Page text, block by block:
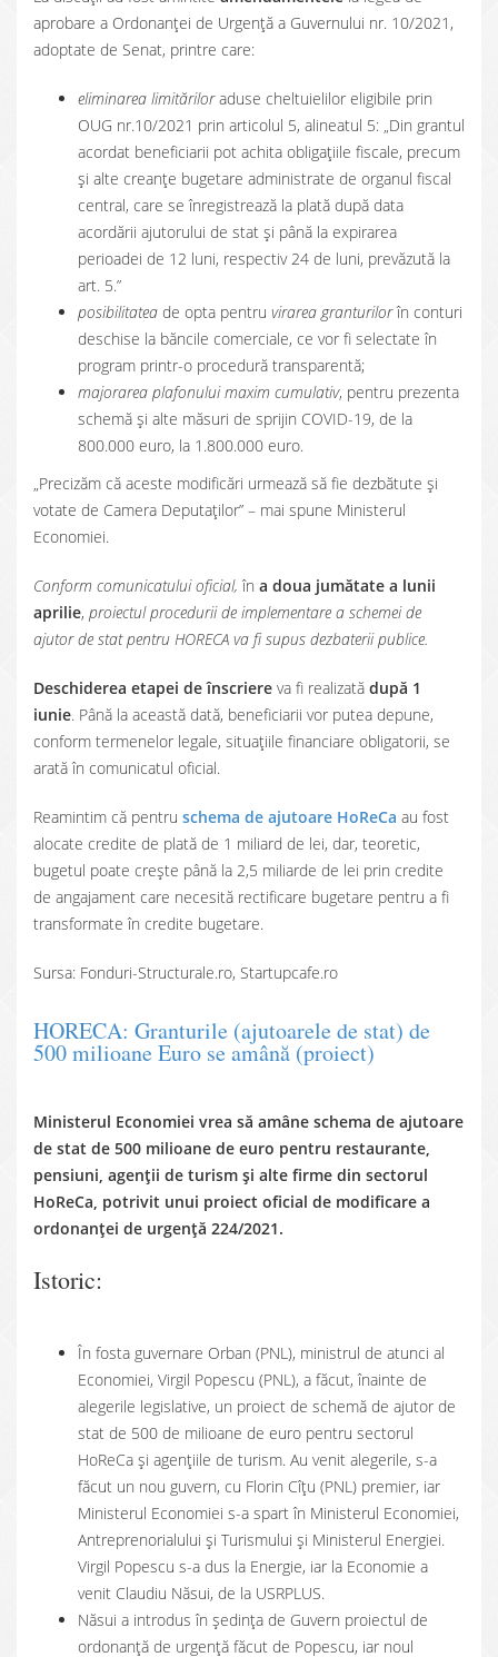
aprobare a Ordonanței de Urgență a Guvernului nr. 10/2021,
adoptate de Senat, printre care:
eliminarea limităriloraduse cheltuielilor eligibile prin
OUG nr.10/2021 prin articolul 5, alineatul 5: „Din grantul
acordat beneficiarii pot achita obligațiile fiscale, precum
și alte creanțe bugetare administrate de organul fiscal
central, care se înregistrează la plată după data
acordării ajutorului de stat și până la expirarea
perioadei de 12 luni, respectiv 24 de luni, prevăzută la
art. 5.”
posibilitatea de opta pentru virarea granturilorîn conturi
deschise la băncile comerciale, ce vor fi selectate în
program printr-o procedură transparentă;
majorarea plafonului maxim cumulativ, pentru prezenta
schemă și alte măsuri de sprijin COVID-19, de la
800.000 euro, la 1.800.000 euro.
„Precizăm că aceste modificări urmează să fie dezbătute și
votate de Camera Deputaților” – mai spune Ministerul
Economiei.
Conform comunicatului oficial, în a doua jumătate a lunii
aprilie, proiectul procedurii de implementare a schemei de
ajutor de stat pentru HORECA va fi supus dezbaterii publice.
Deschiderea etapei de înscriere va fi realizată după 1
iunie. Până la această dată, beneficiarii vor putea depune,
conform termenelor legale, situațiile financiare obligatorii, se
arată în comunicatul oficial.
Reamintim că pentru schema de ajutoare HoReCa au fost
alocate credite de plată de 1 miliard de lei, dar, teoretic,
bugetul poate crește până la 2,5 miliarde de lei prin credite
de angajament care necesită rectificare bugetare pentru a fi
transformate în credite bugetare.
Sursa: Fonduri-Structurale.ro, Startupcafe.ro
HORECA: Granturile (ajutoarele de stat) de
500 milioane Euro se amână (proiect)
Ministerul Economiei vrea să amâne schema de ajutoare
de stat de 500 milioane de euro pentru restaurante,
pensiuni, agenții de turism și alte firme din sectorul
HoReCa, potrivit unui proiect oficial de modificare a
ordonanței de urgență 224/2021.
Istoric:
În fosta guvernare Orban (PNL), ministrul de atunci al
Economiei, Virgil Popescu (PNL), a făcut, înainte de
alegerile legislative, un proiect de schemă de ajutor de
stat de 500 de milioane de euro pentru sectorul
HoReCa și agențiile de turism. Au venit alegerile, s-a
făcut un nou guvern, cu Florin Cîțu (PNL) premier, iar
Ministerul Economiei s-a spart în Ministerul Economiei,
Antreprenorialului și Turismului și Ministerul Energiei.
Virgil Popescu s-a dus la Energie, iar la Economie a
venit Claudiu Năsui, de la USRPLUS.
Năsui a introdus în ședința de Guvern proiectul de
ordonanță de urgență făcut de Popescu, iar noul